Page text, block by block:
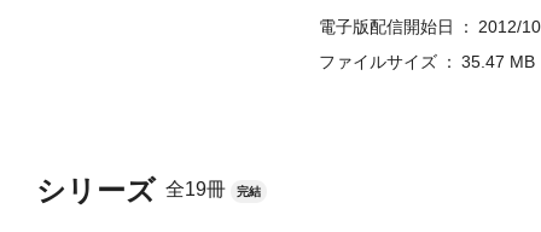
シリーズ 全19冊 完結
電子版配信開始日
2012/
ファイルサイズ
35.47 MB